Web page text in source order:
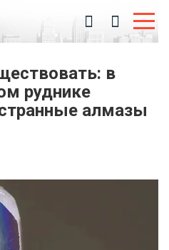
в
руднике
алмазы